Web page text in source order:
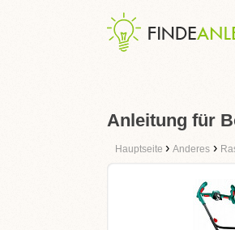
Anleitung für
Hauptseite › Anderes ›